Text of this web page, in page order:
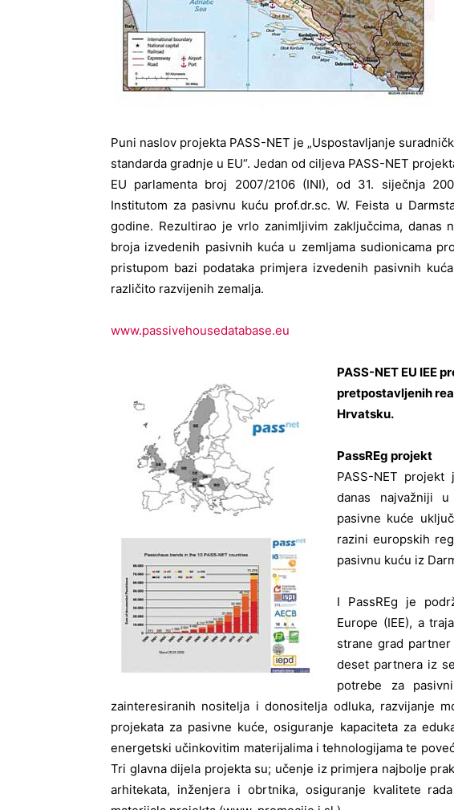
Puni naslov projekta PASS-NET je „Uspostavljanje
standarda gradnje u EU“. Jedan od ciljeva PASS-NET
EU parlamenta broj 2007/2106 (INI), od 31. siječnja
Institutom za pasivnu kuću prof.dr.sc. W. Feista u
godine. Rezultirao je vrlo zanimljivim zaključcima, danas
broja izvedenih pasivnih kuća u zemljama sudionicama
pristupom bazi podataka primjera izvedenih pasivnih
različito razvijenih zemalja.
www.passivehousedatabase.eu
PASS-NET EU IEE
pretpostavljenih
Hrvatsku.
PassREg projekt
PASS-NET
danas najvažniji u
pasivne kuće
razini europskih
pasivnu kuću iz
I PassREg je
Europe (IEE), a
strane grad
deset partnera iz
potrebe za
zainteresiranih nositelja i donositelja odluka, razvijanje
projekata za pasivne kuće, osiguranje kapaciteta za
energetski učinkovitim materijalima i tehnologijama te
Tri glavna dijela projekta su; učenje iz primjera najbolje
arhitekata, inženjera i obrtnika, osiguranje kvalitete